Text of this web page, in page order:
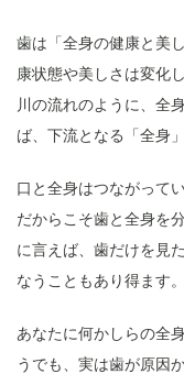
歯は「全身の健康と美
康状態や美しさは変化し
川の流れのように、全
ば、下流となる「全身
口と全身はつながってい
だからこそ歯と全身を
に言えば、歯だけを見
なうこともあり得ます。
あなたに何かしらの全
うでも、実は歯が原因